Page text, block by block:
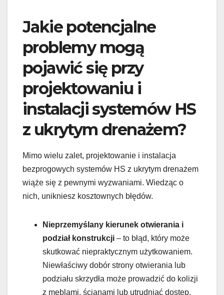
Jakie potencjalne
problemy mogą
pojawić się przy
projektowaniu i
instalacji systemów HS
z ukrytym drenażem?
Mimo wielu zalet, projektowanie i instalacja
bezprogowych systemów HS z ukrytym drenażem
wiąże się z pewnymi wyzwaniami. Wiedząc o
nich, unikniesz kosztownych błędów.
Nieprzemyślany kierunek otwierania i
podział konstrukcji – to błąd, który może
skutkować niepraktycznym użytkowaniem.
Niewłaściwy dobór strony otwierania lub
podziału skrzydła może prowadzić do kolizji
z meblami, ścianami lub utrudniać dostęp.